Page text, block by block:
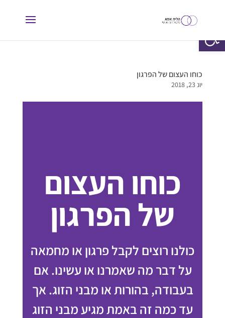
כוחו העצום של הפרגון
יונ 23, 2018
כוחו העצום
של הפרגון
כולנו רוצים לקבל פרגון או מחמאה
על דבר מה שאמרנו או עשינו. אם
בעבודה, בהורות או מבני הזוג. אך
עד כמה זה באמת מגיע מבני הזוג
פתח סרגל נגישות